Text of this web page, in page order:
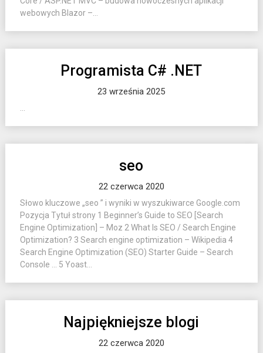
webowych Blazor –...
Programista C# .NET
23 września 2025
seo
22 czerwca 2020
Słowo kluczowe „seo ” i wyniki w wyszukiwarce Google.com
Pozycja Tytuł strony 1 Beginner’s Guide to SEO [Search
Engine Optimization] – Moz 2 What Is SEO / Search Engine
Optimization? 3 Search engine optimization – Wikipedia 4
Search Engine Optimization (SEO) Starter Guide – Search
Console … 5 Yoast...
Najpiękniejsze blogi
22 czerwca 2020